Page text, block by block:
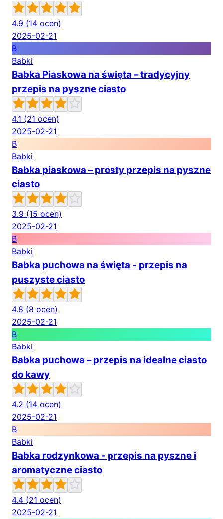
4.9 (14 ocen)
2025-02-21
B
Babki
Babka Piaskowa na święta – tradycyjny
przepis na pyszne ciasto
4.1 (21 ocen)
2025-02-21
B
Babki
Babka piaskowa – prosty przepis na pyszne
ciasto
3.9 (15 ocen)
2025-02-21
B
Babki
Babka puchowa na święta - przepis na
puszyste ciasto
4.8 (8 ocen)
2025-02-21
B
Babki
Babka puchowa – przepis na idealne ciasto
do kawy
4.2 (14 ocen)
2025-02-21
B
Babki
Babka rodzynkowa - przepis na pyszne i
aromatyczne ciasto
4.4 (21 ocen)
2025-02-21